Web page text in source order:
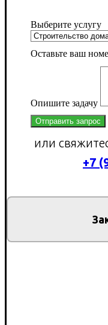
Выберите услугу
Оставьте ваш
Опишите задачу
Отправить запрос
или
+7